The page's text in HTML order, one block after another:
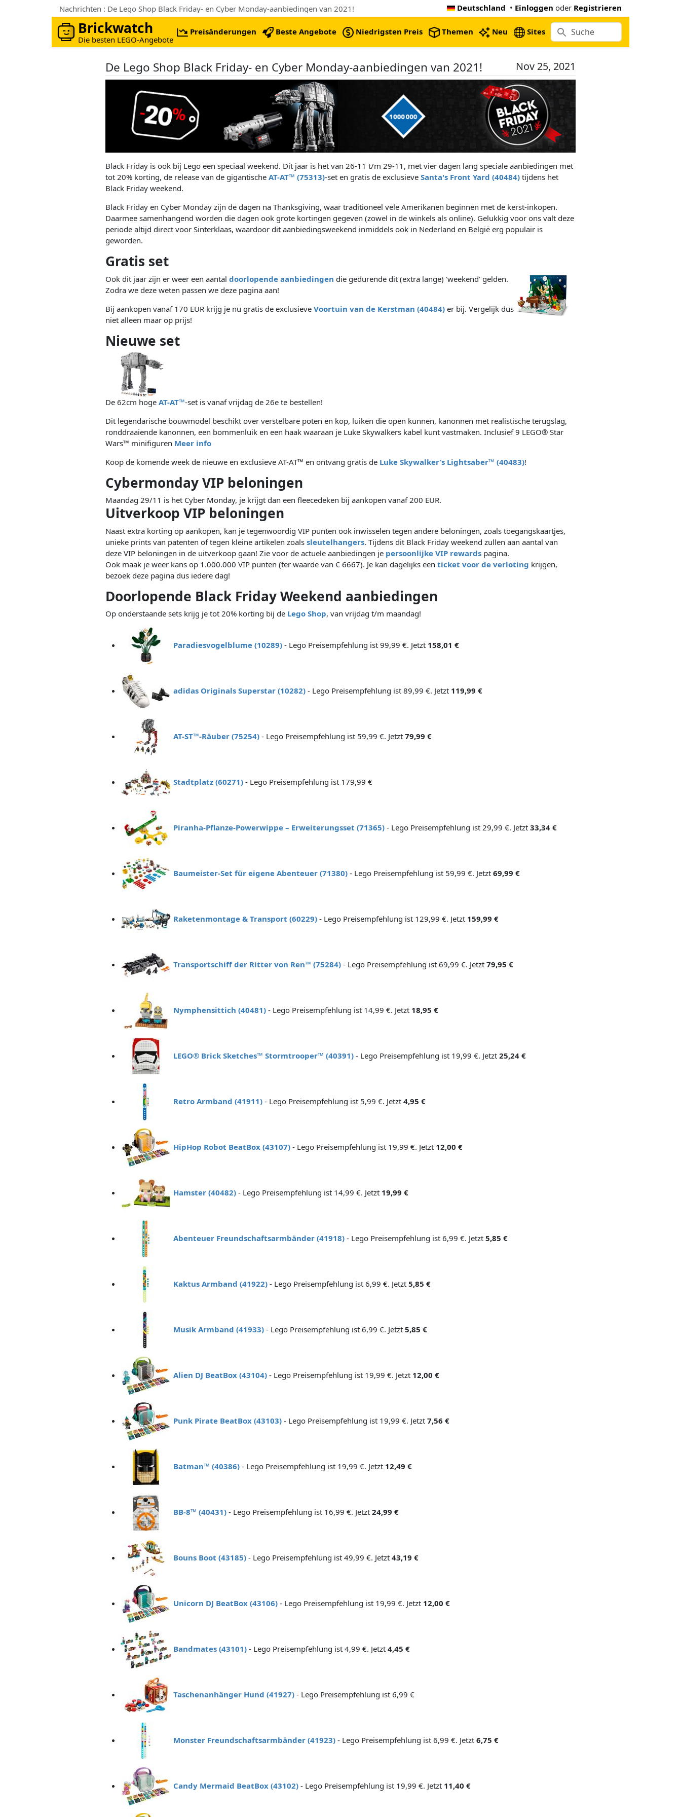
Nachrichten : De Lego Shop Black Friday- en Cyber Monday-aanbiedingen van 2021! Deutschland • Einloggen oder Registrieren
Brickwatch
Die besten LEGO-Angebote
Preisänderungen Beste Angebote Niedrigsten Preis Themen Neu Sites
De Lego Shop Black Friday- en Cyber Monday-aanbiedingen van 2021! Nov 25, 2021
Black Friday is ook bij Lego een speciaal weekend. Dit jaar is het van 26-11 t/m 29-11, met vier dagen lang speciale aanbiedingen met
tot 20% korting, de release van de gigantischeAT-AT™ (75313)-set en gratis de exclusieveSanta's Front Yard (40484) tijdens het
Black Friday weekend.
Black Friday en Cyber Monday zijn de dagen na Thanksgiving, waar traditioneel vele Amerikanen beginnen met de kerst-inkopen.
Daarmee samenhangend worden die dagen ook grote kortingen gegeven (zowel in de winkels als online). Gelukkig voor ons valt deze
periode altijd direct voor Sinterklaas, waardoor dit aanbiedingsweekend inmiddels ook in Nederland en België erg populair is
geworden.
Gratis set
Ook dit jaar zijn er weer een aantaldoorlopende aanbiedingen die gedurende dit (extra lange) 'weekend' gelden.
Zodra we deze weten passen we deze pagina aan!
Bij aankopen vanaf 170 EUR krijg je nu gratis de exclusieveVoortuin van de Kerstman (40484) er bij. Vergelijk dus
niet alleen maar op prijs!
Nieuwe set
De 62cm hogeAT-AT™-set is vanaf vrijdag de 26e te bestellen!
Dit legendarische bouwmodel beschikt over verstelbare poten en kop, luiken die open kunnen, kanonnen met realistische terugslag,
ronddraaiende kanonnen, een bommenluik en een haak waaraan je Luke Skywalkers kabel kunt vastmaken. Inclusief 9 LEGO® Star
Wars™ minifiguren Meer info
Koop de komende week de nieuwe en exclusieve AT-AT™ en ontvang gratis de Luke Skywalker’s Lightsaber™ (40483)!
Cybermonday VIP beloningen
Maandag 29/11 is het Cyber Monday, je krijgt dan een fleecedeken bij aankopen vanaf 200 EUR.
Uitverkoop VIP beloningen
Naast extra korting op aankopen, kan je tegenwoordig VIP punten ook inwisselen tegen andere beloningen, zoals toegangskaartjes,
unieke prints van patenten of tegen kleine artikelen zoalssleutelhangers. Tijdens dit Black Friday weekend zullen aan aantal van
deze VIP beloningen in de uitverkoop gaan! Zie voor de actuele aanbiedingen je persoonlijke VIP rewards pagina.
Ook maak je weer kans op 1.000.000 VIP punten (ter waarde van € 6667). Je kan dagelijks eenticket voor de verloting krijgen,
bezoek deze pagina dus iedere dag!
Doorlopende Black Friday Weekend aanbiedingen
Op onderstaande sets krijg je tot 20% korting bij de Lego Shop, van vrijdag t/m maandag!
Paradiesvogelblume (10289) - Lego Preisempfehlung ist 99,99 €. Jetzt 158,01 €
adidas Originals Superstar (10282) - Lego Preisempfehlung ist 89,99 €. Jetzt 119,99 €
AT-ST™-Räuber (75254) - Lego Preisempfehlung ist 59,99 €. Jetzt79,99 €
Stadtplatz (60271) - Lego Preisempfehlung ist 179,99 €
Piranha-Pflanze-Powerwippe – Erweiterungsset (71365) - Lego Preisempfehlung ist 29,99 €. Jetzt33,34 €
Baumeister-Set für eigene Abenteuer (71380) - Lego Preisempfehlung ist 59,99 €. Jetzt69,99 €
Raketenmontage & Transport (60229) - Lego Preisempfehlung ist 129,99 €. Jetzt 159,99 €
Transportschiff der Ritter von Ren™ (75284) - Lego Preisempfehlung ist 69,99 €. Jetzt79,95 €
Nymphensittich (40481) - Lego Preisempfehlung ist 14,99 €. Jetzt 18,95 €
LEGO® Brick Sketches™ Stormtrooper™ (40391) - Lego Preisempfehlung ist 19,99 €. Jetzt25,24 €
Retro Armband (41911) - Lego Preisempfehlung ist 5,99 €. Jetzt4,95 €
HipHop Robot BeatBox (43107) - Lego Preisempfehlung ist 19,99 €. Jetzt 12,00 €
Hamster (40482) - Lego Preisempfehlung ist 14,99 €. Jetzt 19,99 €
Abenteuer Freundschaftsarmbänder (41918) - Lego Preisempfehlung ist 6,99 €. Jetzt5,85 €
Kaktus Armband (41922) - Lego Preisempfehlung ist 6,99 €. Jetzt5,85 €
Musik Armband (41933) - Lego Preisempfehlung ist 6,99 €. Jetzt5,85 €
Alien DJ BeatBox (43104) - Lego Preisempfehlung ist 19,99 €. Jetzt 12,00 €
Punk Pirate BeatBox (43103) - Lego Preisempfehlung ist 19,99 €. Jetzt7,56 €
Batman™ (40386) - Lego Preisempfehlung ist 19,99 €. Jetzt 12,49 €
BB-8™ (40431) - Lego Preisempfehlung ist 16,99 €. Jetzt24,99 €
Bouns Boot (43185) - Lego Preisempfehlung ist 49,99 €. Jetzt43,19 €
Unicorn DJ BeatBox (43106) - Lego Preisempfehlung ist 19,99 €. Jetzt 12,00 €
Bandmates (43101) - Lego Preisempfehlung ist 4,99 €. Jetzt4,45 €
Taschenanhänger Hund (41927) - Lego Preisempfehlung ist 6,99 €
Monster Freundschaftsarmbänder (41923) - Lego Preisempfehlung ist 6,99 €. Jetzt6,75 €
Candy Mermaid BeatBox (43102) - Lego Preisempfehlung ist 19,99 €. Jetzt 11,40 €